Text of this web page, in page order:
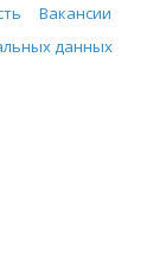
Вакансии
данных